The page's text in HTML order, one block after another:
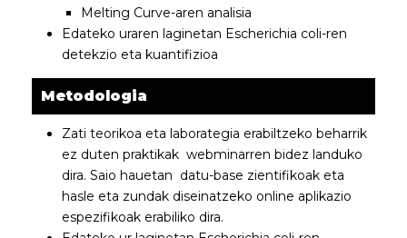
Melting Curve-aren analisia
Edateko uraren laginetan Escherichia coli-ren
detekzio eta kuantifizioa
Metodologia
Zati teorikoa eta laborategia erabiltzeko beharrik
ez duten praktikak webminarren bidez landuko
dira. Saio hauetan datu-base zientifikoak eta
hasle eta zundak diseinatzeko online aplikazio
espezifikoak erabiliko dira.